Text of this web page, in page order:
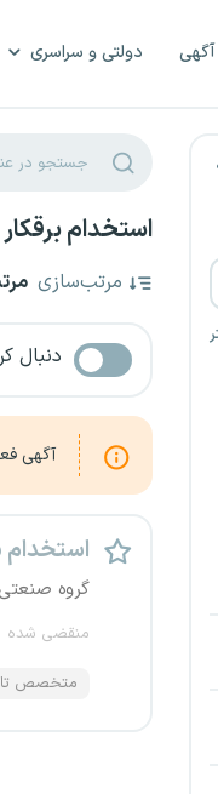
دولتی و سراسری
استخدام
مرتب‌سازی
دنبال
آگهی
استخدام ۵ عنوان شغلی
گروه صنعتی
منقضی شده
متخصص